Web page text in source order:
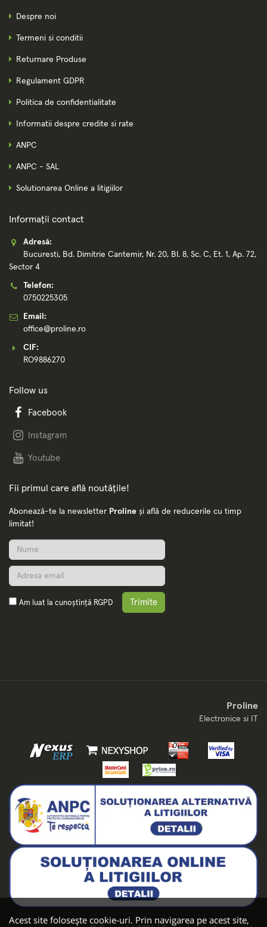
Acest site folosește cookie-uri. Prin navigarea pe acest site,
Despre noi
Termeni si conditii
Returnare Produse
Regulament GDPR
Politica de confidentialitate
Informatii despre credite si rate
ANPC
ANPC - SAL
Solutionarea Online a litigiilor
Informații contact
Adresă:
Bucuresti, Bd. Dimitrie Cantemir, Nr. 20, Bl. 8, Sc. C, Et. 1, Ap. 72,
Sector 4
Telefon:
0750225305
Email:
office@proline.ro
CIF:
RO9886270
Follow us
Facebook
Instagram
Youtube
Fii primul care află noutățile!
Abonează-te la newsletter Proline și află de reducerile cu timp
limitat!
Am luat la cunoștință RGPD Trimite
Proline
Electronice si IT